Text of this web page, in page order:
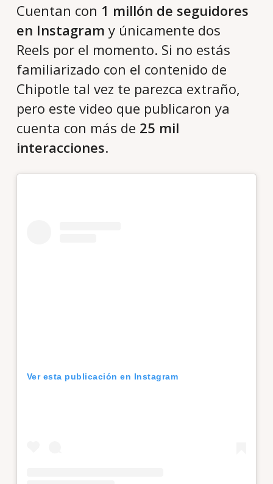
Cuentan con 1 millón de seguidores
en Instagram y únicamente dos
Reels por el momento. Si no estás
familiarizado con el contenido de
Chipotle tal vez te parezca extraño,
pero este video que publicaron ya
cuenta con más de 25 mil
interacciones.
Ver esta publicación en Instagram